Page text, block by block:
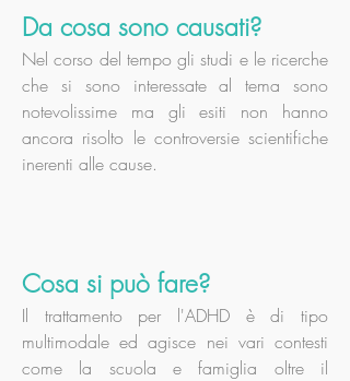
Da cosa sono causati?
Nel corso del tempo gli studi e le ricerche
che si sono interessate al tema sono
notevolissime ma gli esiti non hanno
ancora risolto le controversie scientifiche
inerenti alle cause.
Cosa si può fare?
Il trattamento per l'ADHD è di tipo
multimodale ed agisce nei vari contesti
come la scuola e famiglia oltre il